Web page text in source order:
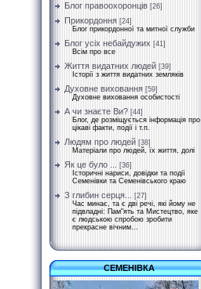
Блог правоохоронців [26]
Прикордоння [24]
Блог прикордонної та митної служби
Блог усіх небайдужих [41]
Всім про все
Життя видатних людей [39]
Історії з життя видатних земляків
Духовне виховання [59]
Духовне виховання особистості
А чи знаєте Ви? [44]
Блог, де розміщується інформація про
цікаві факти, події і т.п.
Людям про людей [38]
Матеріали про людей, їх життя, долі
Як це було ...
[36]
Історичні нариси, довідки та події
Семенівки та Семенівського краю
З глибин серця...
[27]
Час минає, та є дві речі, які йому не
підвладні: Пам"ять та Мистецтво, яке
є людською спробою зробити
прекрасне вічним...
СЕМЕНІВКА